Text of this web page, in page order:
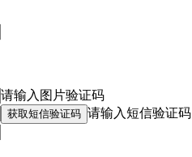
请输入图片验证码
获取短信验证码 请输入短信验证码